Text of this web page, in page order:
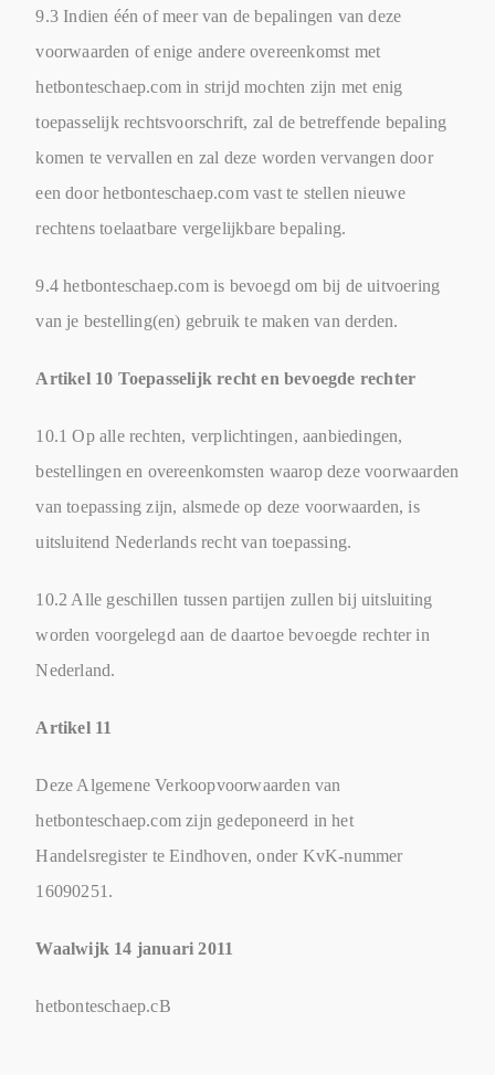
9.3 Indien één of meer van de bepalingen van deze
voorwaarden of enige andere overeenkomst met
hetbonteschaep.com in strijd mochten zijn met enig
toepasselijk rechtsvoorschrift, zal de betreffende bepaling
komen te vervallen en zal deze worden vervangen door
een door hetbonteschaep.com vast te stellen nieuwe
rechtens toelaatbare vergelijkbare bepaling.
9.4 hetbonteschaep.com is bevoegd om bij de uitvoering
van je bestelling(en) gebruik te maken van derden.
Artikel 10 Toepasselijk recht en bevoegde rechter
10.1 Op alle rechten, verplichtingen, aanbiedingen,
bestellingen en overeenkomsten waarop deze voorwaarden
van toepassing zijn, alsmede op deze voorwaarden, is
uitsluitend Nederlands recht van toepassing.
10.2 Alle geschillen tussen partijen zullen bij uitsluiting
worden voorgelegd aan de daartoe bevoegde rechter in
Nederland.
Artikel 11
Deze Algemene Verkoopvoorwaarden van
hetbonteschaep.com zijn gedeponeerd in het
Handelsregister te Eindhoven, onder KvK-nummer
16090251.
Waalwijk 14 januari 2011
hetbonteschaep.cB